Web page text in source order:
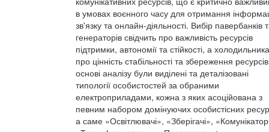
в умовах воєнного часу для отримання
зв'язку та онлайн-діяльності. Вибір павербанків
генераторів свідчить про важливість ресурсів
підтримки, автономії та стійкості, а
про цінність стабільності та збереження
основі аналізу були виділені та деталізовані
типології особистостей за обраними
електроприладами, кожна з яких асоційована з
певним набором домінуючих особистісних
а саме «Освітлювачі», «Зберігачі»,